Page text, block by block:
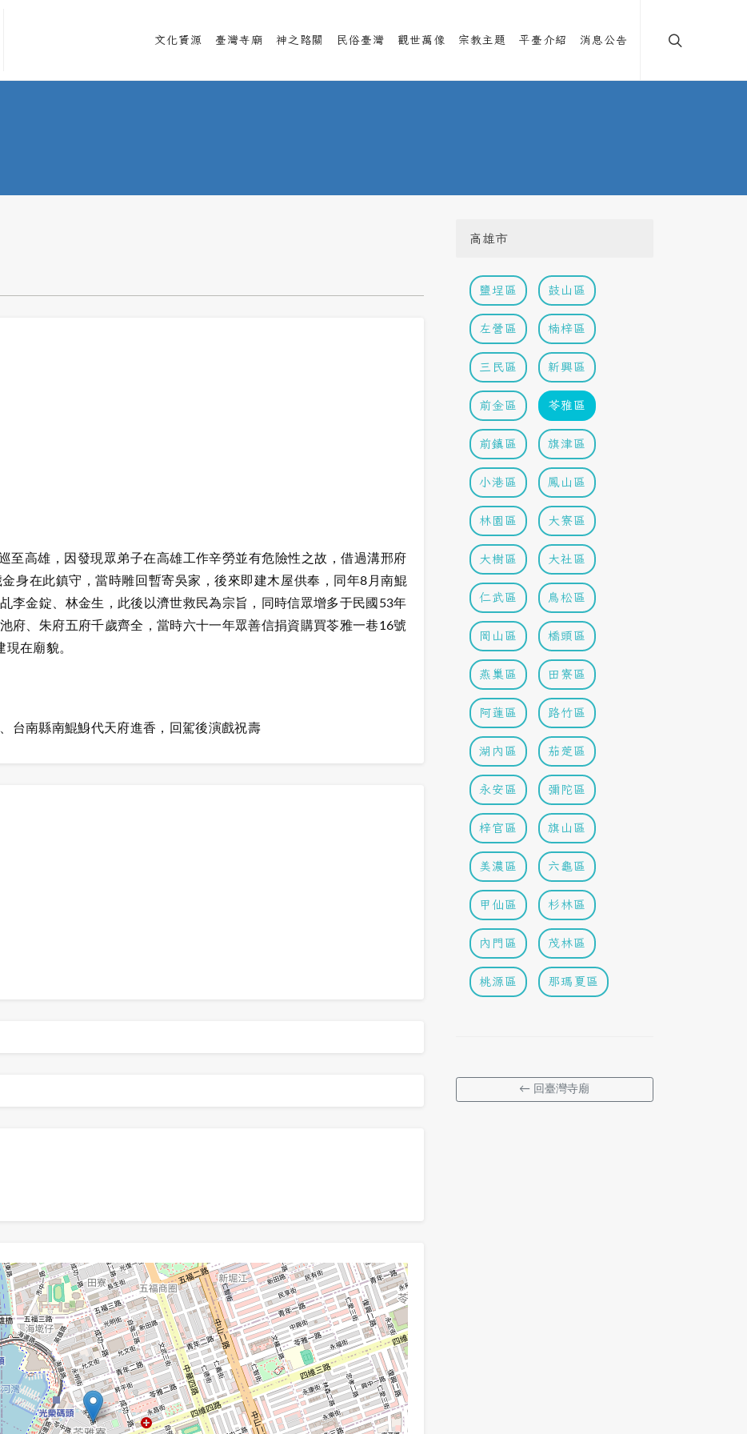
文化資源 臺灣寺廟 神之路關 民俗臺灣 觀世萬像 宗教主題 平臺介紹 消息公告
至高雄，因發現眾弟子在高雄工作辛勞並有危險性之故，借過溝邢府
身在此鎮守，當時雕回暫寄吳家，後來即建木屋供奉，同年8月南鯤
李金錠、林金生，此後以濟世救民為宗旨，同時信眾增多于民國53年
府、朱府五府千歲齊全，當時六十一年眾善信捐資購買苓雅一巷16號
在廟貌。
台南縣南鯤鯓代天府進香，回駕後演戲祝壽
高雄市
鹽埕區 鼓山區
左營區 楠梓區
三民區 新興區
前金區 苓雅區
前鎮區 旗津區
小港區 鳳山區
林園區 大寮區
大樹區 大社區
仁武區 鳥松區
岡山區 橋頭區
燕巢區 田寮區
阿蓮區 路竹區
湖內區 茄萣區
永安區 彌陀區
梓官區 旗山區
美濃區 六龜區
甲仙區 杉林區
內門區 茂林區
桃源區 那瑪夏區
← 回臺灣寺廟